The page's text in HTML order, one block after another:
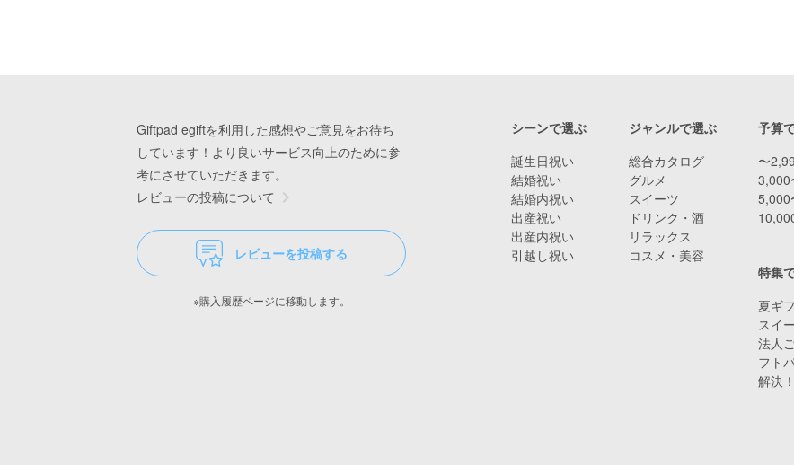
Giftpad egiftを利用した感想やご意見をお待ち
しています！より良いサービス向上のために参
考にさせていただきます。
レビューの投稿について
レビューを投稿する
※購入履歴ページに移動します。
シーンで選ぶ
誕生日祝い
結婚祝い
結婚内祝い
出産祝い
出産内祝い
引越し祝い
予算
〜
3,000
5,000
ジャンルで選ぶ
総合カタログ
グルメ
スイーツ
ドリンク・酒
リラックス
コスメ・美容
特集
夏ギ
スイ
法人
フト
解決